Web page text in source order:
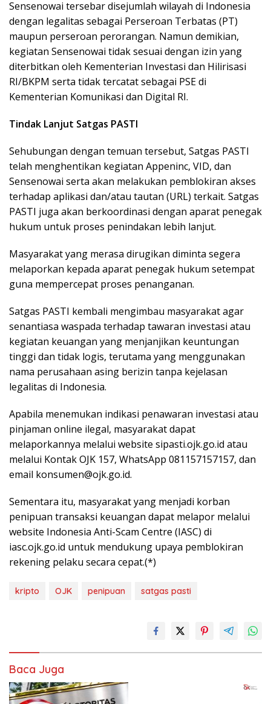
Sensenowai tersebar disejumlah wilayah di Indonesia
dengan legalitas sebagai Perseroan Terbatas (PT)
maupun perseroan perorangan. Namun demikian,
kegiatan Sensenowai tidak sesuai dengan izin yang
diterbitkan oleh Kementerian Investasi dan Hilirisasi
RI/BKPM serta tidak tercatat sebagai PSE di
Kementerian Komunikasi dan Digital RI.
Tindak Lanjut Satgas PASTI
Sehubungan dengan temuan tersebut, Satgas PASTI
telah menghentikan kegiatan Appeninc, VID, dan
Sensenowai serta akan melakukan pemblokiran akses
terhadap aplikasi dan/atau tautan (URL) terkait. Satgas
PASTI juga akan berkoordinasi dengan aparat penegak
hukum untuk proses penindakan lebih lanjut.
Masyarakat yang merasa dirugikan diminta segera
melaporkan kepada aparat penegak hukum setempat
guna mempercepat proses penanganan.
Satgas PASTI kembali mengimbau masyarakat agar
senantiasa waspada terhadap tawaran investasi atau
kegiatan keuangan yang menjanjikan keuntungan
tinggi dan tidak logis, terutama yang menggunakan
nama perusahaan asing berizin tanpa kejelasan
legalitas di Indonesia.
Apabila menemukan indikasi penawaran investasi atau
pinjaman online ilegal, masyarakat dapat
melaporkannya melalui website sipasti.ojk.go.id atau
melalui Kontak OJK 157, WhatsApp 081157157157, dan
email konsumen@ojk.go.id.
Sementara itu, masyarakat yang menjadi korban
penipuan transaksi keuangan dapat melapor melalui
website Indonesia Anti-Scam Centre (IASC) di
iasc.ojk.go.id untuk mendukung upaya pemblokiran
rekening pelaku secara cepat.(*)
kripto OJK penipuan satgas pasti
Baca Juga